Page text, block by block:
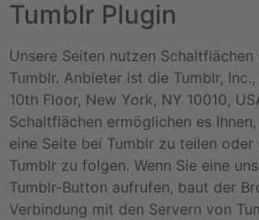
Tumblr Plugin
Unsere Seiten nutzen Schaltflächen
Tumblr. Anbieter ist die Tumblr,
10th Floor, New York, NY 10010,
Schaltflächen ermöglichen es
eine Seite bei Tumblr zu teilen
Tumblr zu folgen. Wenn Sie eine
Tumblr-Button aufrufen, baut der
Verbindung mit den Servern von